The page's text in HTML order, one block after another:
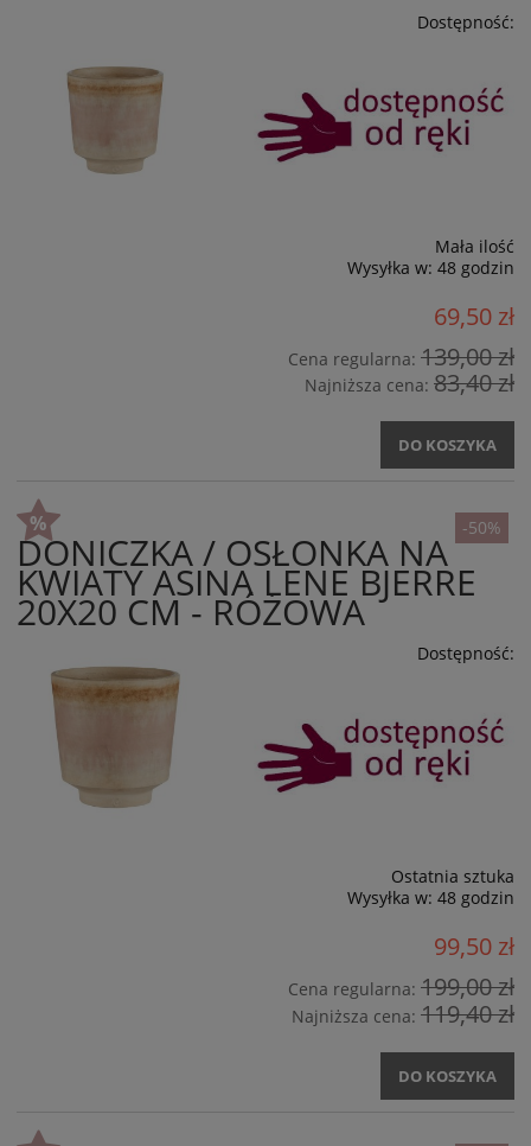
Dostępność:
Mała ilość
Wysyłka w: 48 godzin
69,50 zł
Cena regularna: 139,00 zł
Najniższa cena: 83,40 zł
DO KOSZYKA
DONICZKA / OSŁONKA NA
KWIATY ASINA LENE BJERRE
20X20 CM - RÓŻOWA
Dostępność:
Ostatnia sztuka
Wysyłka w: 48 godzin
99,50 zł
Cena regularna: 199,00 zł
Najniższa cena: 119,40 zł
DO KOSZYKA
-50%